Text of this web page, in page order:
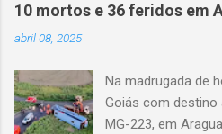
10 mortos e 36 feridos em
abril 08, 2025
Na madrugada de
Goiás com destino
MG-223, em